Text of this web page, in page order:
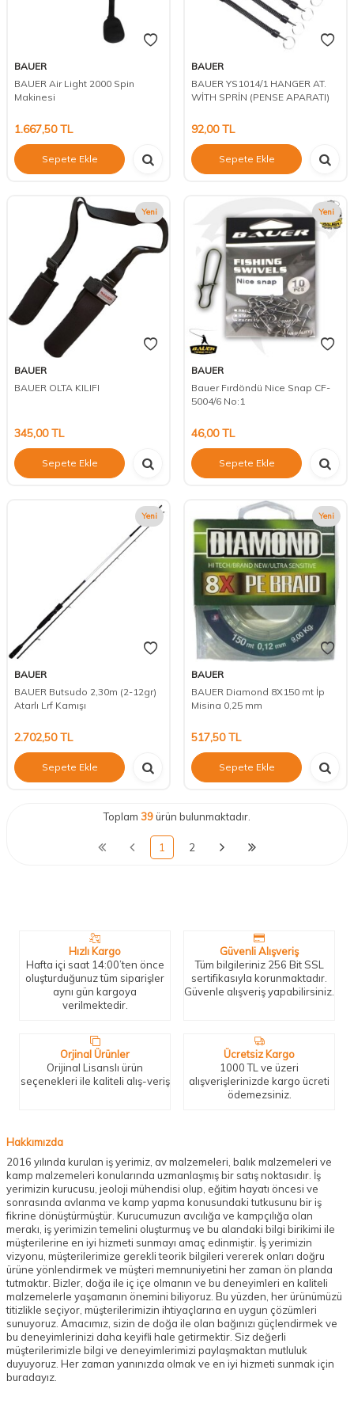
BAUER
BAUER Air Light 2000 Spin
Makinesi
1.667,50TL
Sepete Ekle
BAUER
BAUER YS1014/1 HANGER AT.
WİTH SPRİN (PENSE APARATI)
92,00TL
Sepete Ekle
Yeni
BAUER
BAUER OLTA KILIFI
345,00TL
Sepete Ekle
Yeni
BAUER
Bauer Fırdöndü Nice Snap CF-
5004/6 No:1
46,00TL
Sepete Ekle
Yeni
BAUER
BAUER Butsudo 2,30m (2-12gr)
Atarlı Lrf Kamışı
2.702,50TL
Sepete Ekle
Yeni
BAUER
BAUER Diamond 8X150 mt İp
Misina 0,25 mm
517,50TL
Sepete Ekle
Toplam 39ürün bulunmaktadır.
1 2
Hızlı Kargo
Hafta içi saat 14:00’ten önce
oluşturduğunuz tüm siparişler
aynı gün kargoya
verilmektedir.
Güvenli Alışveriş
Tüm bilgileriniz 256 Bit SSL
sertifikasıyla korunmaktadır.
Güvenle alışveriş yapabilirsiniz.
Orjinal Ürünler
Orijinal Lisanslı ürün
seçenekleri ile kaliteli alış-veriş
Ücretsiz Kargo
1000 TL ve üzeri
alışverişlerinizde kargo ücreti
ödemezsiniz.
Hakkımızda
2016 yılında kurulan iş yerimiz, av malzemeleri, balık malzemeleri ve
kamp malzemeleri konularında uzmanlaşmış bir satış noktasıdır. İş
yerimizin kurucusu, jeoloji mühendisi olup, eğitim hayatı öncesi ve
sonrasında avlanma ve kamp yapma konusundaki tutkusunu bir iş
fikrine dönüştürmüştür. Kurucumuzun avcılığa ve kampçılığa olan
merakı, iş yerimizin temelini oluşturmuş ve bu alandaki bilgi birikimi ile
müşterilerine en iyi hizmeti sunmayı amaç edinmiştir. İş yerimizin
vizyonu, müşterilerimize gerekli teorik bilgileri vererek onları doğru
ürüne yönlendirmek ve müşteri memnuniyetini her zaman ön planda
tutmaktır. Bizler, doğa ile iç içe olmanın ve bu deneyimleri en kaliteli
malzemelerle yaşamanın önemini biliyoruz. Bu yüzden, her ürünümüzü
titizlikle seçiyor, müşterilerimizin ihtiyaçlarına en uygun çözümleri
sunuyoruz. Amacımız, sizin de doğa ile olan bağınızı güçlendirmek ve
bu deneyimlerinizi daha keyifli hale getirmektir. Siz değerli
müşterilerimizle bilgi ve deneyimlerimizi paylaşmaktan mutluluk
duyuyoruz. Her zaman yanınızda olmak ve en iyi hizmeti sunmak için
buradayız.